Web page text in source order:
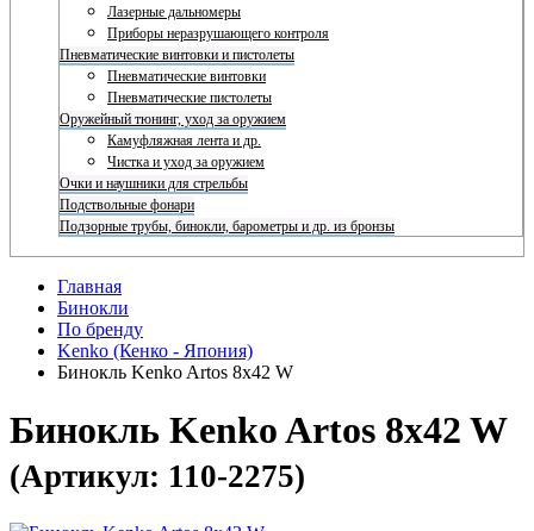
Лазерные дальномеры
Приборы неразрушающего контроля
Пневматические винтовки и пистолеты
Пневматические винтовки
Пневматические пистолеты
Оружейный тюнинг, уход за оружием
Камуфляжная лента и др.
Чистка и уход за оружием
Очки и наушники для стрельбы
Подствольные фонари
Подзорные трубы, бинокли, барометры и др. из бронзы
Главная
Бинокли
По бренду
Kenko (Кенко - Япония)
Бинокль Kenko Artos 8x42 W
Бинокль Kenko Artos 8x42 W
(Артикул: 110-2275)